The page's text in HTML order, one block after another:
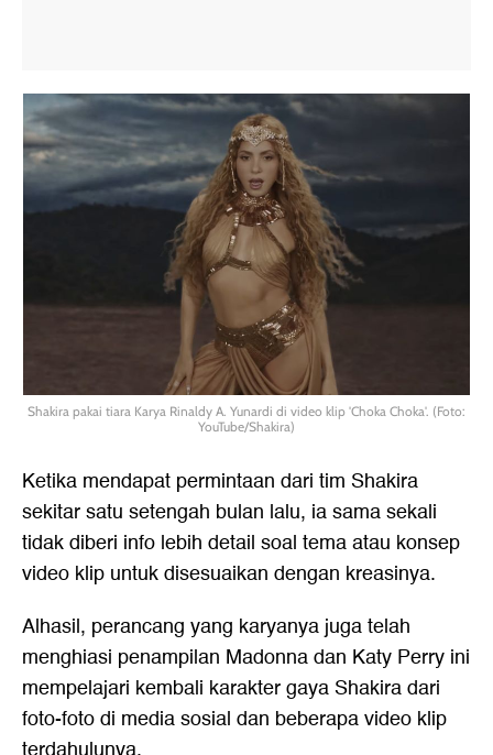
Shakira pakai tiara Karya Rinaldy A. Yunardi di video klip 'Choka Choka'. (Foto:
YouTube/Shakira)
Ketika mendapat permintaan dari tim Shakira
sekitar satu setengah bulan lalu, ia sama sekali
tidak diberi info lebih detail soal tema atau konsep
video klip untuk disesuaikan dengan kreasinya.
Alhasil, perancang yang karyanya juga telah
menghiasi penampilan Madonna dan Katy Perry ini
mempelajari kembali karakter gaya Shakira dari
foto-foto di media sosial dan beberapa video klip